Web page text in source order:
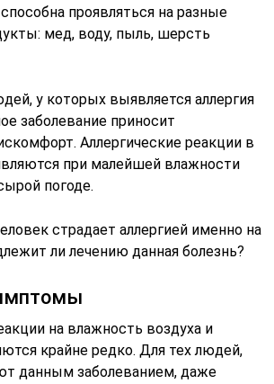
проявляться на разные
мед, воду, пыль, шерсть
у которых выявляется аллергия
заболевание приносит
Аллергические реакции в
при малейшей влажности
погоде.
страдает аллергией именно на
ли лечению данная болезнь?
на влажность воздуха и
крайне редко. Для тех людей,
данным заболеванием, даже